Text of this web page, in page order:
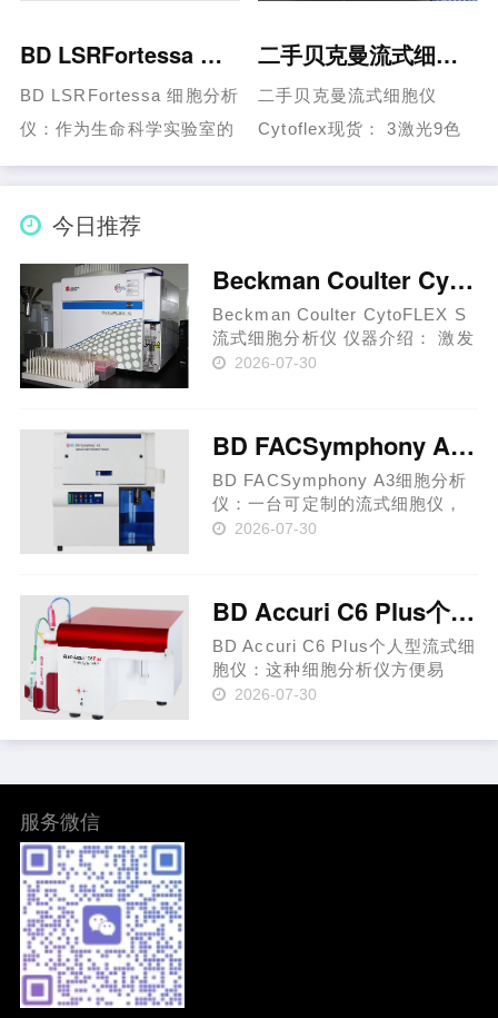
BD LSRFortessa 多色流式细胞分析仪
BD LSRFortessa 细胞分析
仪：作为生命科学实验室的
核心主力设备，提供了测试
LS……...
二手贝克曼流式细胞仪Cytoflex现货：3激光9色、3激光十色
二手贝克曼流式细胞仪
Cytoflex现货： 3激光9色
22年 9成新 3激光十色 19
今日推荐
Beckman Coulter CytoFLEX S 流式细胞分析仪
Beckman Coulter CytoFLEX S
流式细胞分析仪 仪器介绍： 激发
光源：488nm、638nm、
525/40, 690/50 Red laser:
660/20,……
2026-07-30
BD FACSymphony A3细胞分析仪
BD FACSymphony A3细胞分析
仪：一台可定制的流式细胞仪，
较小的体积完成高参数分析。 BD
和 28 种颜色 提供高度可定制的
选项以满足您的研究重点，并可
进行……
2026-07-30
BD Accuri C6 Plus个人型流式细胞仪
BD Accuri C6 Plus个人型流式细
胞仪：这种细胞分析仪方便易
用，新手和经验丰富的研究人员
Accuri™ C6 Plus流式细胞仪体
英寸)、重量轻(重量仅30磅)、简
2026-07-30
服务微信